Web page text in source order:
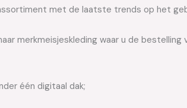
met de laatste trends op het
merkmeisjeskleding waar u de
één digitaal dak;